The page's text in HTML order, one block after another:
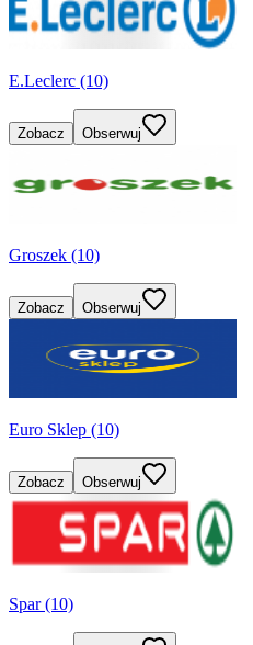
E.Leclerc (10)
Zobacz Obserwuj
Groszek (10)
Zobacz Obserwuj
Euro Sklep (10)
Zobacz Obserwuj
Spar (10)